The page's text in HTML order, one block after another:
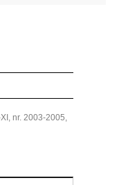
nr. 2003-2005,